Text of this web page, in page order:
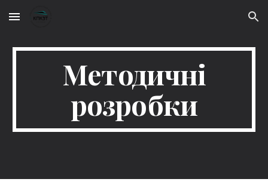
Skip to main content Skip to navigation
Методичні
розробки